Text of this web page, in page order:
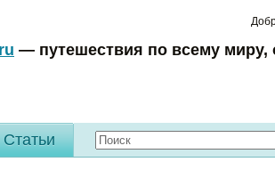
— путешествия по всему миру,
Статьи